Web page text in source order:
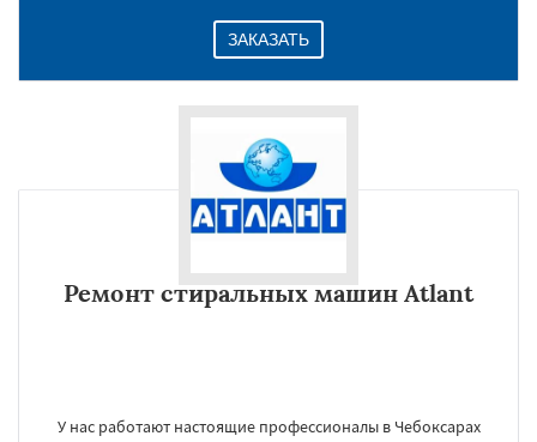
ЗАКАЗАТЬ
Ремонт стиральных машин Atlant
У нас работают настоящие профессионалы в Чебоксарах